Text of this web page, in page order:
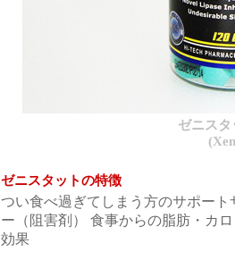
ゼニスタ
ゼニスタットの特徴
つい食べ過ぎてしまう方のサポー
ー（阻害剤） 食事からの脂肪・カ
効果